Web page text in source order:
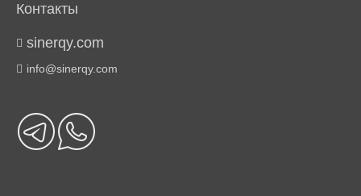
Контакты
sinerqy.com
info@sinerqy.com